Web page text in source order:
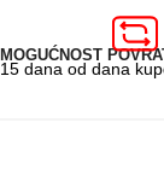
MOGUĆNOST
15 dana od dana